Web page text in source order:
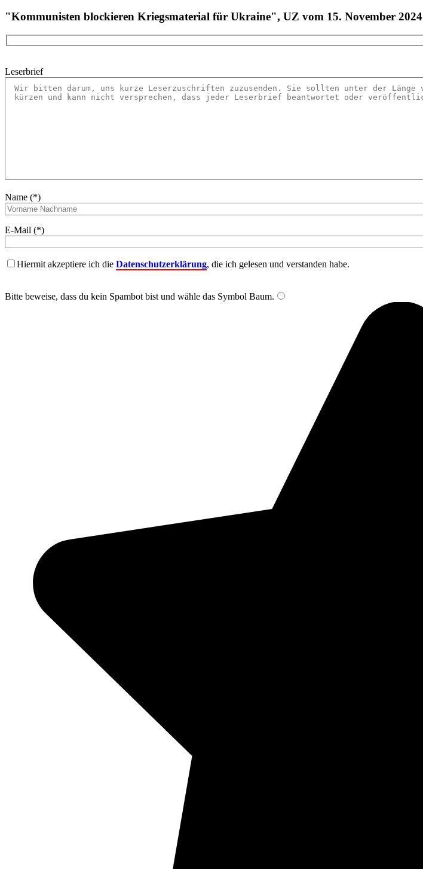
"Kommunisten blockieren Kriegsmaterial für Ukraine", UZ vom 15. November 2024
Leserbrief
Name (*)
E-Mail (*)
Hiermit akzeptiere ich die Datenschutzerklärung, die ich gelesen und verstanden habe.
Bitte beweise, dass du kein Spambot bist und wähle das Symbol Baum.